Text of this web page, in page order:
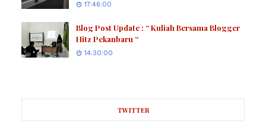
17:46:00
Blog Post Update : “ Kuliah Bersama Blogger
Hitz Pekanbaru “
14:30:00
TWITTER